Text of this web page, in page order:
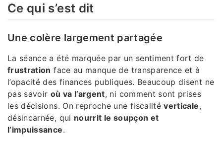
Ce qui s’est dit
Une colère largement partagée
La séance a été marquée par un sentiment fort de
frustration face au manque de transparence et à
l’opacité des finances publiques. Beaucoup disent ne
pas savoir où va l’argent, ni comment sont prises
les décisions. On reproche une fiscalitéverticale,
désincarnée, qui nourrit le soupçon et
l’impuissance.